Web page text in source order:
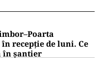
avansează în
CNAIR: stadiul
din A1 a urcat la